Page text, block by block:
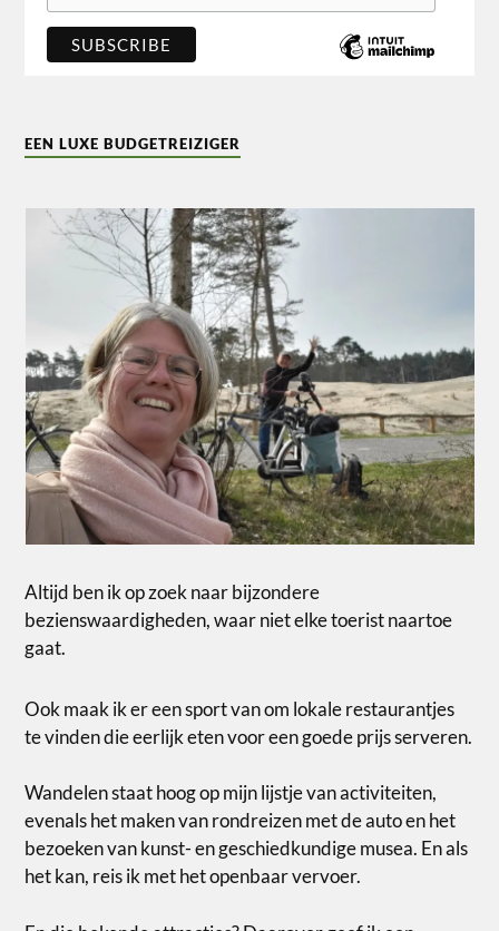
EEN LUXE BUDGETREIZIGER
Altijd ben ik op zoek naar bijzondere
bezienswaardigheden, waar niet elke toerist naartoe
gaat.
Ook maak ik er een sport van om lokale restaurantjes
te vinden die eerlijk eten voor een goede prijs serveren.
Wandelen staat hoog op mijn lijstje van activiteiten,
evenals het maken van rondreizen met de auto en het
bezoeken van kunst- en geschiedkundige musea. En als
het kan, reis ik met het openbaar vervoer.